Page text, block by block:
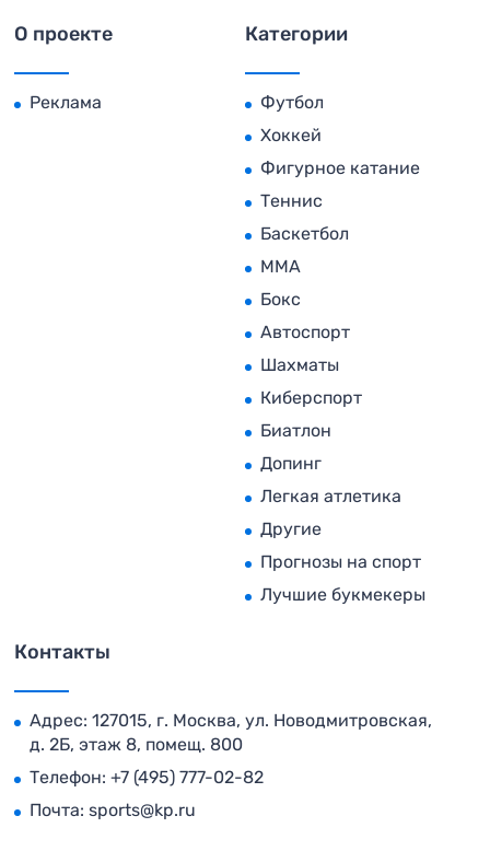
О проекте
Реклама
Категории
Футбол
Хоккей
Фигурное катание
Теннис
Баскетбол
MMA
Бокс
Автоспорт
Шахматы
Киберспорт
Биатлон
Допинг
Легкая атлетика
Другие
Прогнозы на спорт
Лучшие букмекеры
Контакты
Адрес: 127015, г. Москва, ул. Новодмитровская,
д. 2Б, этаж 8, помещ. 800
Телефон: +7 (495) 777-02-82
Почта: sports@kp.ru